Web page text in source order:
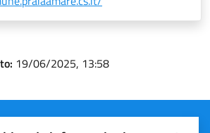
19/06/2025, 13:58